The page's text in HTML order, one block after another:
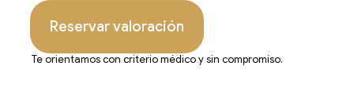
Reservar valoración
Te orientamos con criterio médico y sin compromiso.